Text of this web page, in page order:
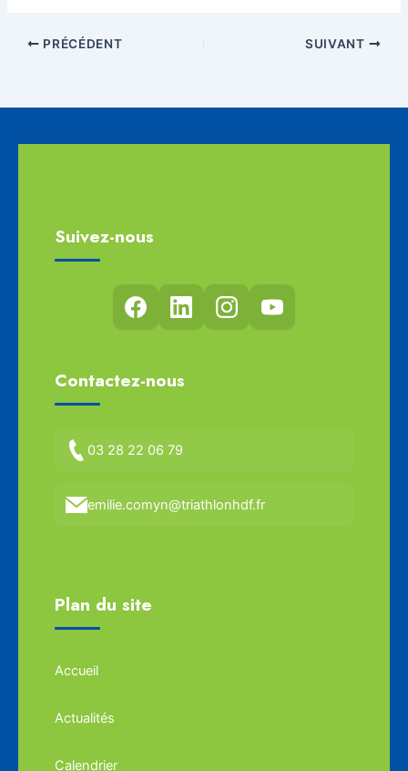
PRÉCÉDENT SUIVANT
Suivez-nous
Contactez-nous
03 28 22 06 79
emilie.comyn@triathlonhdf.fr
Plan du site
Accueil
Actualités
Calendrier